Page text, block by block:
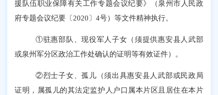
援队伍职业保障有关工作专题会议纪要》（泉州市人民政
府专题会议纪要〔2020〕4号）等文件精神执行。
①驻惠部队、现役军人子女（须提供惠安县人武部
或泉州军分区政治工作处确认的证明等有效证件）。
②烈士子女、孤儿（须出具惠安县人武部或民政局
证明，属孤儿的其法定监护人户口属本片区且居住在本片